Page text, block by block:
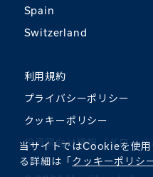
当サイトではCookieを使
る詳細は「クッキーポリシ
Spain
Switzerland
利用規約
プライバシーポリシー
クッキーポリシー
投資家向け情報（グローバ